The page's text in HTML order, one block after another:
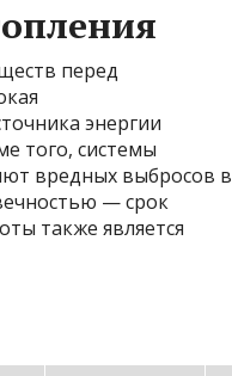
перед
энергии
того, системы
вредных выбросов в
— срок
также является